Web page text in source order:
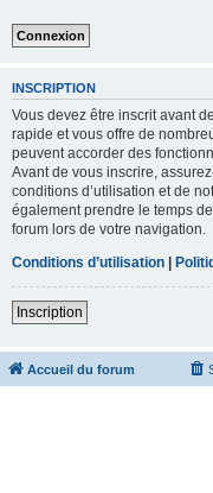
INSCRIPTION
Vous devez être inscrit avant
rapide et vous offre de
peuvent accorder des
Avant de vous inscrire,
conditions d’utilisation et de
également prendre le temps
forum lors de votre navigation.
Conditions d’utilisation
Inscription
Accueil du forum